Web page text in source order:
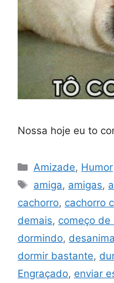
Nossa hoje eu to
Categorias
Amizade, Humor
Tags
amiga, amigas,
cachorro, cachorro
demais, começo de
dormindo,
dormir bastante,
Engraçado, enviar